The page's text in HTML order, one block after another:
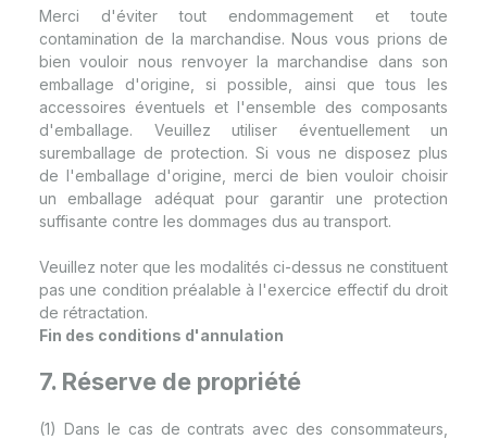
Merci d'éviter tout endommagement et toute
contamination de la marchandise. Nous vous prions de
bien vouloir nous renvoyer la marchandise dans son
emballage d'origine, si possible, ainsi que tous les
accessoires éventuels et l'ensemble des composants
d'emballage. Veuillez utiliser éventuellement un
suremballage de protection. Si vous ne disposez plus
de l'emballage d'origine, merci de bien vouloir choisir
un emballage adéquat pour garantir une protection
suffisante contre les dommages dus au transport.
Veuillez noter que les modalités ci-dessus ne constituent
pas une condition préalable à l'exercice effectif du droit
de rétractation.
Fin des conditions d'annulation
7. Réserve de propriété
(1) Dans le cas de contrats avec des consommateurs,